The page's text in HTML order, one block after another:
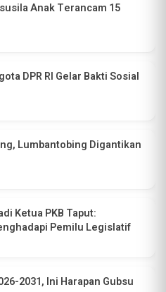
Anak Terancam 15
DPR RI Gelar Bakti Sosial
Lumbantobing Digantikan
Ketua PKB Taput:
Pemilu Legislatif
2031, Ini Harapan Gubsu